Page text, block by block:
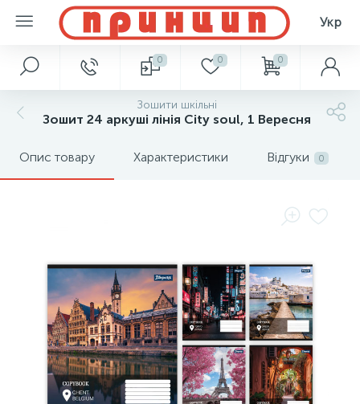
Укр
0 0 0
Зошити шкільні
Зошит 24 аркуші лінія City soul, 1 Вересня
Опис товару Характеристики Відгуки 0